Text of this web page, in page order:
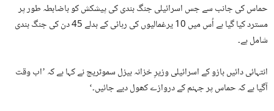
حماس کی جانب سے جس اسرائیلی جنگ بندی کی پیشکش کو باضابطہ طور پر
مسترد کیا گیا ہے اُس میں 10 یرغمالیوں کی رہائی کے بدلے 45 دن کی جنگ بندی
شامل ہے۔
انتہائی دائیں بازو کے اسرائیلی وزیرِ خزانہ بیزل سموٹریچ نے کہا ہے کہ ’اب وقت
آگیا ہے کہ حماس پر جہنم کے دروازے کھول دیے جائیں۔‘